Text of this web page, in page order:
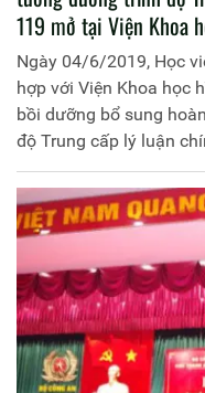
119 mở tại Viện Khoa
Ngày 04/6/2019, Học
hợp với Viện Khoa học
bồi dưỡng bổ sung
độ Trung cấp lý luận